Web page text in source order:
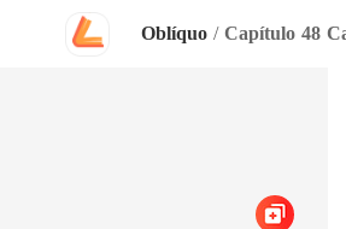
Oblíquo / Capítulo 48